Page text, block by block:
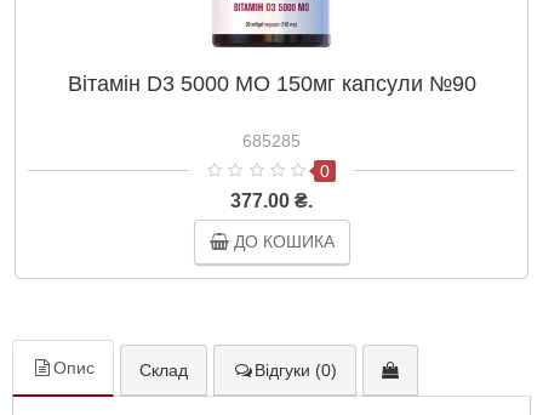
Вітамін D3 5000 МО 150мг капсули №90
685285
0
377.00 ₴.
ДО КОШИКА
Опис Склад Відгуки (0)